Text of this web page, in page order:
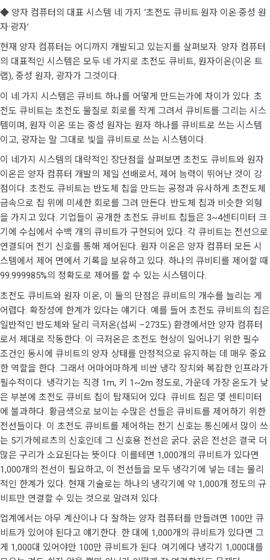
◆ 양자 컴퓨터의 대표 시스템 네 가지 ‘초전도 큐비트·원자 이온·중성 원
자·광자’
현재 양자 컴퓨터는 어디까지 개발되고 있는지를 살펴보자. 양자 컴퓨터
의 대표적인 시스템은 모두 네 가지로 초전도 큐비트, 원자이온(이온 트
랩), 중성 원자, 광자가 그것이다.
이 네 가지 시스템은 큐비트 하나를 어떻게 만드는가에 차이가 있다. 초
전도 큐비트는 초전도 물질로 회로를 작게 그려서 큐비트를 그리는 시스
템이며, 원자 이온 또는 중성 원자는 원자 하나를 큐비트로 쓰는 시스템
이고, 광자는 말 그대로 빛을 큐비트로 쓰는 시스템이다.
이 네가지 시스템의 대략적인 장단점을 살펴보면 초전도 큐비트와 원자
이온은 양자 컴퓨터 개발의 제일 선배로서, 제어 능력이 뛰어난 것이 강
점이다. 초전도 큐비트는 반도체 칩을 만드는 공정과 유사하게 초전도체
금속으로 칩 위에 미세한 회로를 그려 만든다. 반도체 칩과 비슷한 외형
을 가지고 있다. 기업들이 공개한 초전도 큐비트 칩들은 3~4센티미터 크
기에 수십에서 수백 개의 큐비트가 구현되어 있다. 각 큐비트는 전선으로
연결되어 전기 신호를 통해 제어된다. 원자 이온은 양자 컴퓨터 모든 시
스템에서 제어 면에서 기록을 보유하고 있다. 하나의 큐비티를 제어할 때
99.999985%의 정확도로 제어를 할 수 있는 시스템이다.
초전도 큐비트와 원자 이온, 이 둘의 단점은 큐비트의 개수를 늘리는 게
어렵다. 확장성에 한계가 있다는 얘기다. 예를 들어 초전도 큐비트의 칩은
일반적인 반도체와 달리 극저온(섭씨 –273도) 환경에서만 양자 컴퓨터
로서 제대로 작동한다. 이 극저온은 초전도 현상이 일어나기 위한 필수
조건인 동시에 큐비트의 양자 상태를 안정적으로 유지하는 데 매우 중요
한 역할을 한다. 그래서 어마어마하게 비싼 냉각 장치와 복잡한 인프라가
필수적이다. 냉각기는 직경 1m, 키 1~2m 정도로, 가운데 가장 온도가 낮
은 부분에 초전도 큐비트 칩이 탑재되어 있다. 큐비트 칩은 몇 센티미터
에 불과하다. 황금색으로 보이는 수많은 선들은 큐비트를 제어하기 위한
전선들이다. 이 초전도 큐비트를 제어하는 전기 신호는 통신에서 많이 쓰
는 5기가헤르츠의 신호인데 그 신호용 전선은 굵다. 굵은 전선은 결국 더
많은 구리가 소요된다는 뜻이다. 이를테면 1,000개의 큐비트가 있다면
1,000개의 전선이 필요하고, 이 전선들을 모두 냉각기에 넣는 데는 물리
적인 한계가 있다. 현재 기술로는 하나의 냉각기에 약 1,000개 정도의 규
비트만 연결할 수 있는 것으로 알려져 있다.
업계에서는 아무 계산이나 다 잘하는 양자 컴퓨터를 만들려면 100만 큐
비트가 있어야 된다고 얘기한다. 한 대에 1,000개의 큐비트가 있다면 그
게 1,000대 있어야만 100만 큐비트가 된다. 여기에다 냉각기 1,000대를